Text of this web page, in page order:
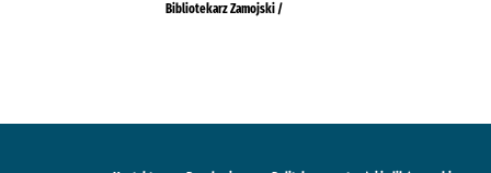
Bibliotekarz Zamojski /